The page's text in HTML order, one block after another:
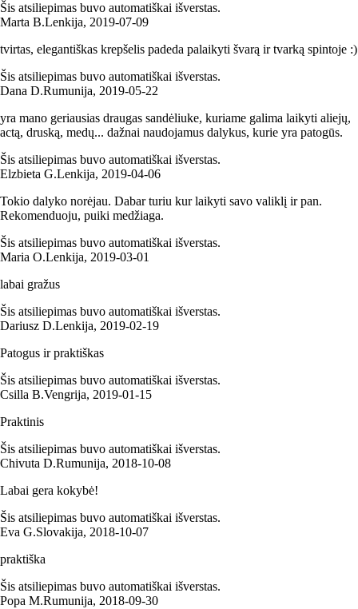
Šis atsiliepimas buvo automatiškai išverstas.
Marta B.Lenkija, 2019‑07‑09
tvirtas, elegantiškas krepšelis padeda palaikyti švarą ir tvarką spintoje :)
Šis atsiliepimas buvo automatiškai išverstas.
Dana D.Rumunija, 2019‑05‑22
yra mano geriausias draugas sandėliuke, kuriame galima laikyti aliejų,
actą, druską, medų... dažnai naudojamus dalykus, kurie yra patogūs.
Šis atsiliepimas buvo automatiškai išverstas.
Elzbieta G.Lenkija, 2019‑04‑06
Tokio dalyko norėjau. Dabar turiu kur laikyti savo valiklį ir pan.
Rekomenduoju, puiki medžiaga.
Šis atsiliepimas buvo automatiškai išverstas.
Maria O.Lenkija, 2019‑03‑01
labai gražus
Šis atsiliepimas buvo automatiškai išverstas.
Dariusz D.Lenkija, 2019‑02‑19
Patogus ir praktiškas
Šis atsiliepimas buvo automatiškai išverstas.
Csilla B.Vengrija, 2019‑01‑15
Praktinis
Šis atsiliepimas buvo automatiškai išverstas.
Chivuta D.Rumunija, 2018‑10‑08
Labai gera kokybė!
Šis atsiliepimas buvo automatiškai išverstas.
Eva G.Slovakija, 2018‑10‑07
praktiška
Šis atsiliepimas buvo automatiškai išverstas.
Popa M.Rumunija, 2018‑09‑30